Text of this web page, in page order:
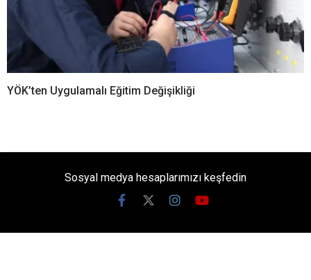
YÖK’ten Uygulamalı Eğitim Değişikliği
Sosyal medya hesaplarımızı keşfedin